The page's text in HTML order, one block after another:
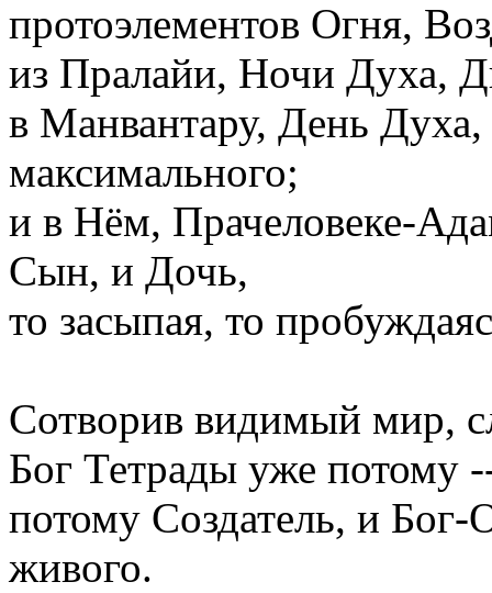
протоэлементов Огня,
из Пралайи, Ночи Духа,
в Манвантару, День
максимального;
и в Нём, Прачеловеке-
Сын, и Дочь,
то засыпая, то
Сотворив видимый мир,
Бог Тетрады уже потому
потому Создатель, и
живого.